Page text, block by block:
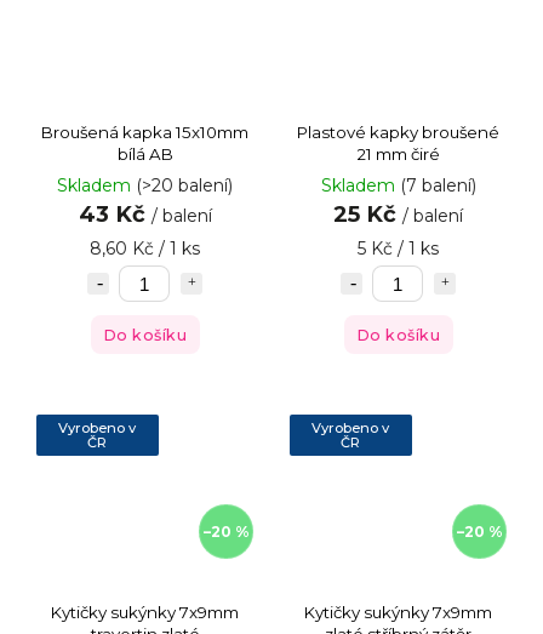
Broušená kapka 15x10mm
bílá AB
Skladem (>20 balení)
43 Kč / balení
8,60 Kč / 1 ks
Do košíku
Plastové kapky broušené
21 mm čiré
Skladem (7 balení)
25 Kč / balení
5 Kč / 1 ks
Do košíku
Vyrobeno v
ČR
–20 %
Kytičky sukýnky 7x9mm
Vyrobeno v
ČR
–20 %
Kytičky sukýnky 7x9mm